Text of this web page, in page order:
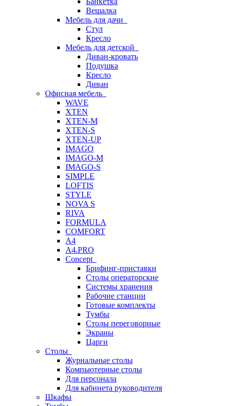
Вешалка
Мебель для дачи
Стул
Кресло
Мебель для детской
Диван-кровать
Подушка
Кресло
Диван
Офисная мебель
WAVE
XTEN
XTEN-M
XTEN-S
XTEN-UP
IMAGO
IMAGO-M
IMAGO-S
SIMPLE
LOFTIS
STYLE
NOVA S
RIVA
FORMULA
COMFORT
A4
A4.PRO
Concept
Брифинг-приставки
Столы операторские
Системы хранения
Рабочие станции
Готовые комплекты
Тумбы
Столы переговорные
Экраны
Царги
Столы
Журнальные столы
Компьютерные столы
Для персонала
Для кабинета руководителя
Шкафы